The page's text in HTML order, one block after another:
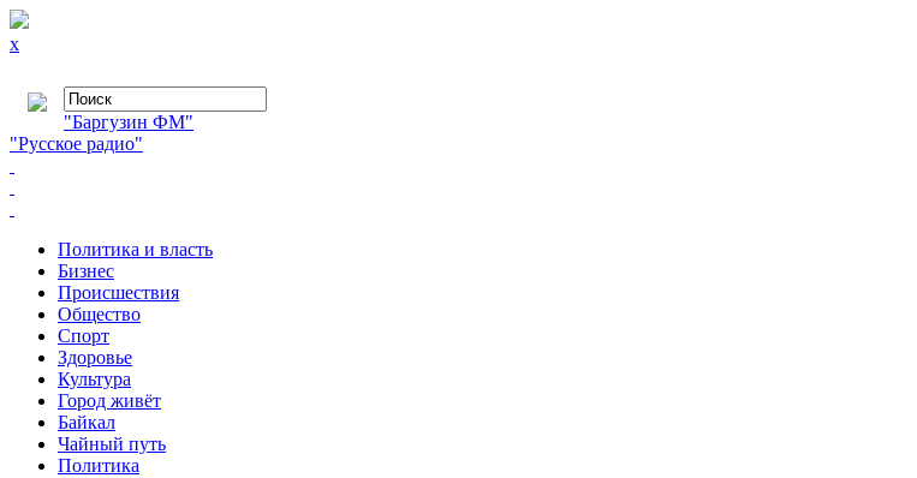
x
"Баргузин ФМ"
"Русское радио"
Политика и власть
Бизнес
Происшествия
Общество
Cпорт
Здоровье
Культура
Город живёт
Байкал
Чайный путь
Политика